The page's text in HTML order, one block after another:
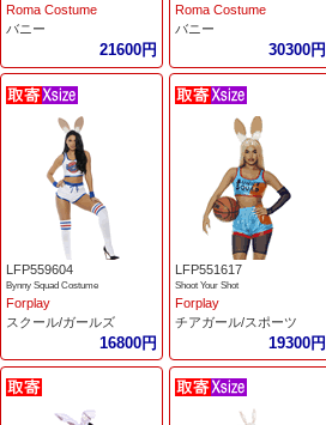
Roma Costume
バニー
21600円
Roma Costume
バニー
30300円
LFP559604
Bynny Squad Costume
Forplay
スクール/ガールズ
16800円
LFP551617
Shoot Your Shot
Forplay
チアガール/スポーツ
19300円